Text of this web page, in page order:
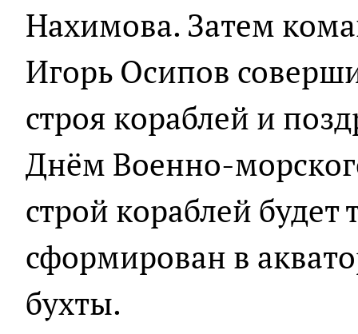
Нахимова. Затем
Игорь Осипов
строя кораблей и
Днём Военно-
строй кораблей
сформирован в
бухты.